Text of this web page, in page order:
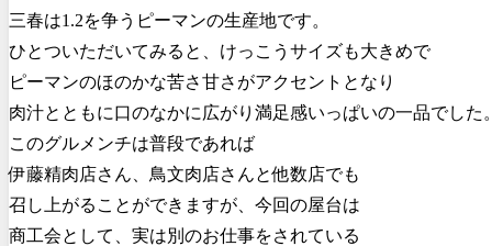
三春は1.2を争うピーマンの生産地です。
ひとついただいてみると、けっこうサイズも大きめで
ピーマンのほのかな苦さ甘さがアクセントとなり
肉汁とともに口のなかに広がり満足感いっぱいの一品でした
このグルメンチは普段であれば
伊藤精肉店さん、鳥文肉店さんと他数店でも
召し上がることができますが、今回の屋台は
商工会として、実は別のお仕事をされている